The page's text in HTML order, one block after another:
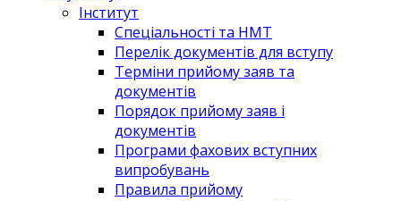
Інститут
Спеціальності та НМТ
Перелік документів для вступу
Терміни прийому заяв та
документів
Порядок прийому заяв і
документів
Програми фахових вступних
випробувань
Правила прийому